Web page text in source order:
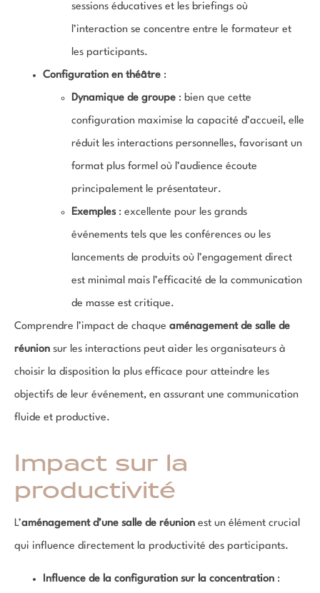
sessions éducatives et les briefings où
l’interaction se concentre entre le formateur et
les participants.
Configuration en théâtre :
Dynamique de groupe : bien que cette
configuration maximise la capacité d’accueil, elle
réduit les interactions personnelles, favorisant un
format plus formel où l’audience écoute
principalement le présentateur.
Exemples: excellente pour les grands
événements tels que les conférences ou les
lancements de produits où l’engagement direct
est minimal mais l’efficacité de la communication
de masse est critique.
Comprendre l’impact de chaque aménagement de salle de
réunion sur les interactions peut aider les organisateurs à
choisir la disposition la plus efficace pour atteindre les
objectifs de leur événement, en assurant une communication
fluide et productive.
Impact sur la
productivité
L’aménagement d’une salle de réunion est un élément crucial
qui influence directement la productivité des participants.
Influence de la configuration sur la concentration :